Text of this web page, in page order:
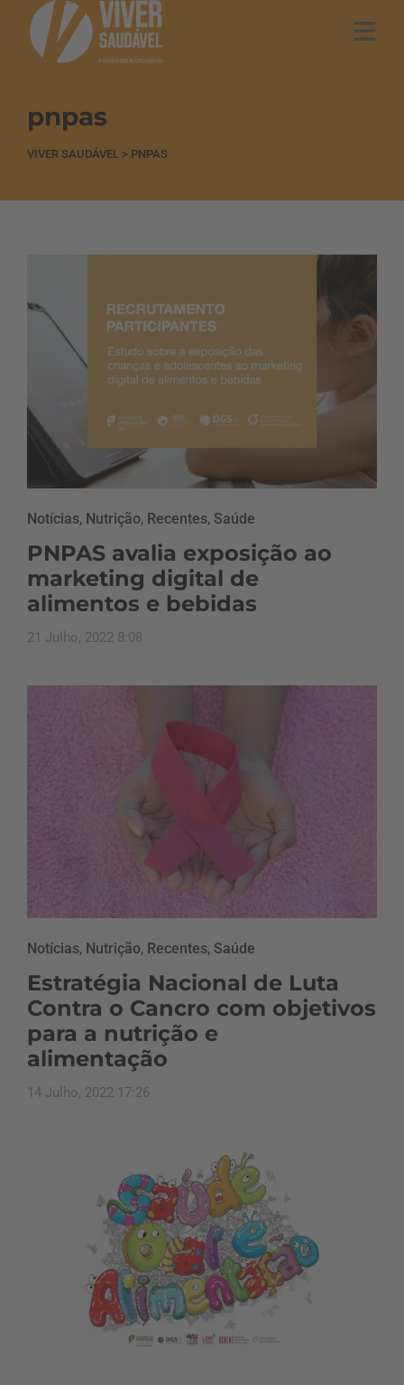
pnpas
VIVER SAUDÁVEL > PNPAS
Notícias, Nutrição, Recentes, Saúde
PNPAS avalia exposição ao
marketing digital de
alimentos e bebidas
21 Julho, 2022 8:08
Notícias, Nutrição, Recentes, Saúde
Estratégia Nacional de Luta
Contra o Cancro com objetivos
para a nutrição e
alimentação
14 Julho, 2022 17:26